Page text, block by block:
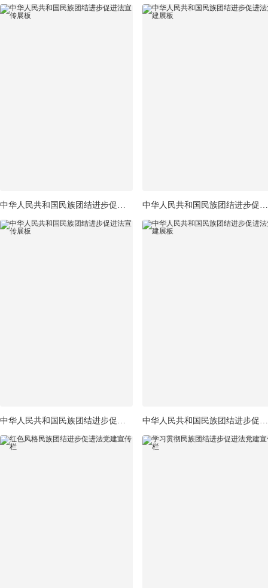
中华人民共和国民族团结进步促进法宣传展板 中华人民共和国民族团结进步促进法党建展板
中华人民共和国民族团结进步促进法宣传展板 中华人民共和国民族团结进步促进法党建展板